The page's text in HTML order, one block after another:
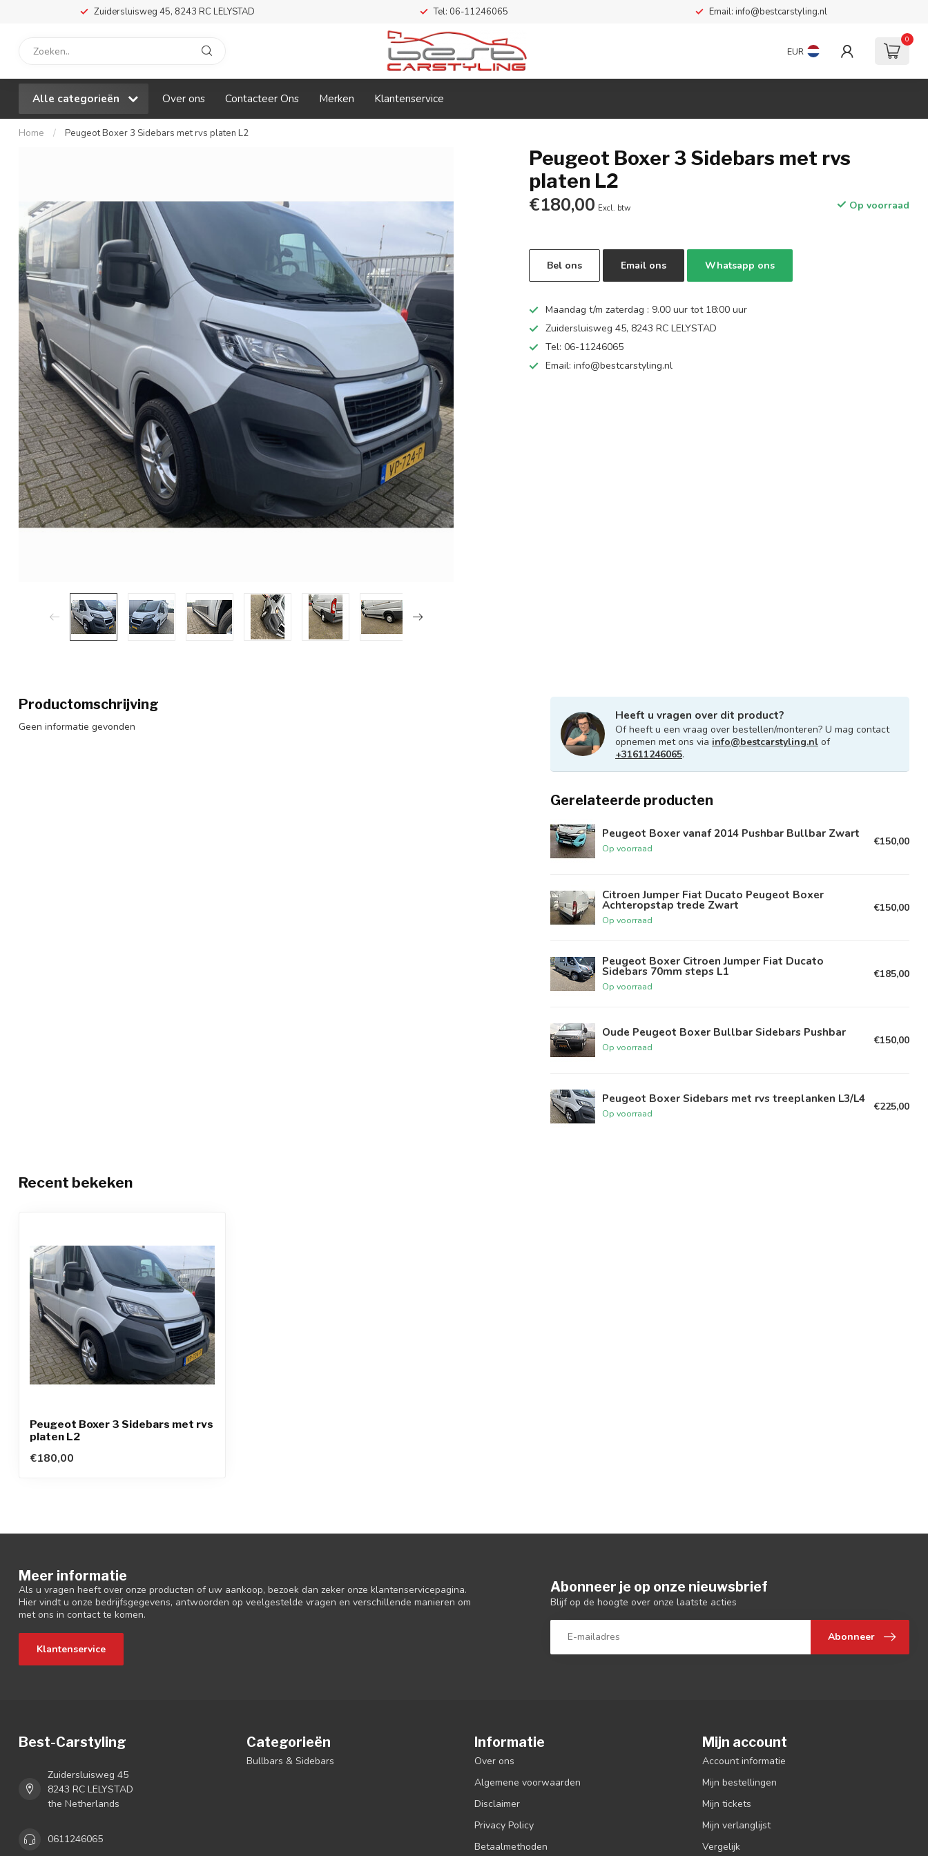
Zuidersluisweg 45, 8243 RC LELYSTAD Tel: 06-11246065 Email: info@bestcarstyling.nl
EUR
0
Alle categorieën Over ons Contacteer Ons Merken Klantenservice
Home / Peugeot Boxer 3 Sidebars met rvs platen L2
Peugeot Boxer 3 Sidebars met rvs
platen L2
€180,00 Excl. btw Op voorraad
Bel ons Email ons Whatsapp ons
Maandag t/m zaterdag : 9.00 uur tot 18:00 uur
Zuidersluisweg 45, 8243 RC LELYSTAD
Tel: 06-11246065
Email:info@bestcarstyling.nl
Productomschrijving
Geen informatie gevonden
Heeft u vragen over dit product?
Of heeft u een vraag over bestellen/monteren? U mag contact
opnemen met ons via info@bestcarstyling.nl of
+31611246065.
Gerelateerde producten
Peugeot Boxer vanaf 2014 Pushbar Bullbar Zwart
Op voorraad
€150,00
Citroen Jumper Fiat Ducato Peugeot Boxer
Achteropstap trede Zwart
Op voorraad
€150,00
Peugeot Boxer Citroen Jumper Fiat Ducato
Sidebars 70mm steps L1
Op voorraad
€185,00
Oude Peugeot Boxer Bullbar Sidebars Pushbar
Op voorraad
€150,00
Peugeot Boxer Sidebars met rvs treeplanken L3/L4
Op voorraad
€225,00
Recent bekeken
Peugeot Boxer 3 Sidebars met rvs
platen L2
€180,00
Meer informatie
Als u vragen heeft over onze producten of uw aankoop, bezoek dan zeker onze klantenservicepagina.
Hier vindt u onze bedrijfsgegevens, antwoorden op veelgestelde vragen en verschillende manieren om
met ons in contact te komen.
Klantenservice
Abonneer je op onze nieuwsbrief
Blijf op de hoogte over onze laatste acties
Abonneer
Best-Carstyling
Zuidersluisweg 45
8243 RC LELYSTAD
the Netherlands
0611246065
Categorieën
Bullbars & Sidebars
Informatie
Over ons
Algemene voorwaarden
Disclaimer
Privacy Policy
Betaalmethoden
Mijn account
Account informatie
Mijn bestellingen
Mijn tickets
Mijn verlanglijst
Vergelijk